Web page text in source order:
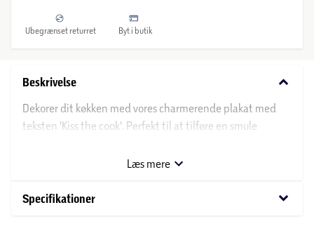
Ubegrænset returret Byt i butik
Beskrivelse keyboard_arrow_down
Dekorer dit køkken med vores charmerende plakat med
teksten 'Kiss the cook'. Perfekt til at tilføre en smule
Læs mere
Specifikationer keyboard_arrow_down